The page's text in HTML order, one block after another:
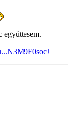
együttesem.